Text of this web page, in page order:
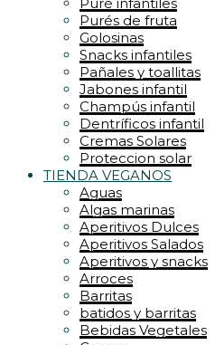
Purés de fruta
Golosinas
Snacks infantiles
Pañales y toallitas
Jabones infantil
Champús infantil
Dentríficos infantil
Cremas Solares
Proteccion solar
TIENDA VEGANOS
Aguas
Algas marinas
Aperitivos Dulces
Aperitivos Salados
Aperitivos y snacks
Arroces
Barritas
batidos y barritas
Bebidas Vegetales